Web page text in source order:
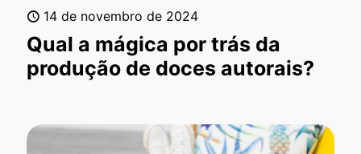
14 de novembro de 2024
Qual a mágica por trás da
produção de doces autorais?